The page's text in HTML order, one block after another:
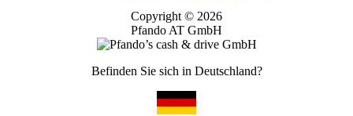
Copyright © 2026
Pfando AT GmbH
Befinden Sie sich in Deutschland?